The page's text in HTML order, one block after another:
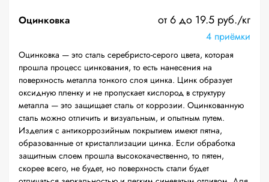
Оцинковка от 6 до 19.5 руб./кг
4 приёмки
Оцинковка — это сталь серебристо-серого цвета, которая
прошла процесс цинкования, то есть нанесения на
поверхность металла тонкого слоя цинка. Цинк образует
оксидную пленку и не пропускает кислород в структуру
металла — это защищает сталь от коррозии. Оцинкованную
сталь можно отличить и визуальным, и опытным путем.
Изделия с антикоррозийным покрытием имеют пятна,
образованные от кристаллизации цинка. Если обработка
защитным слоем прошла высококачественно, то пятен,
скорее всего, не будет, но поверхность стали будет